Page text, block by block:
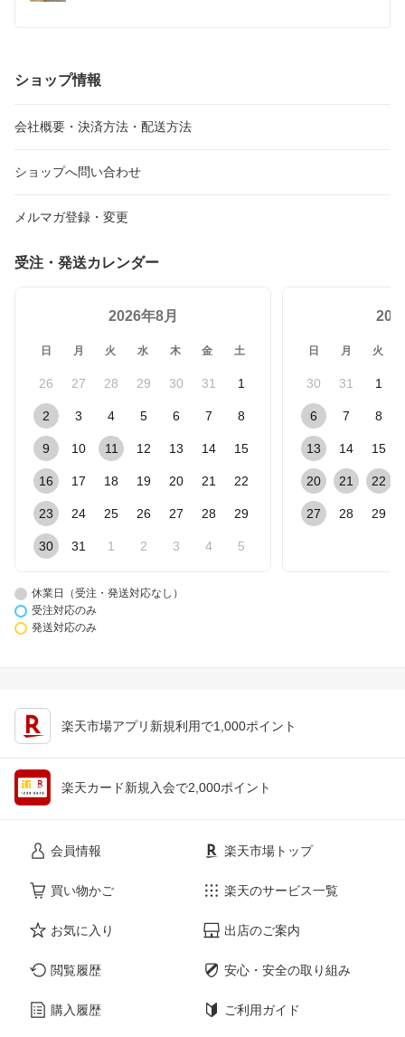
ショップ情報
会社概要・決済方法・配送方法
ショップへ問い合わせ
メルマガ登録・変更
受注・発送カレンダー
2026年8月
日 月 火 水 木 金 土
26 27 28 29 30 31 1
2 3 4 5 6 7 8
9 10 11 12 13 14 15
16 17 18 19 20 21 22
23 24 25 26 27 28 29
30 31 1 2 3 4 5
日 月 火
30 31 1
6 7 8
13 14 15
20 21 22
27 28 29
休業日（受注・発送対応なし）
受注対応のみ
発送対応のみ
楽天市場アプリ新規利用で1,000ポイント
楽天カード新規入会で2,000ポイント
会員情報
買い物かご
お気に入り
閲覧履歴
購入履歴
楽天市場トップ
楽天のサービス一覧
出店のご案内
安心・安全の取り組み
ご利用ガイド